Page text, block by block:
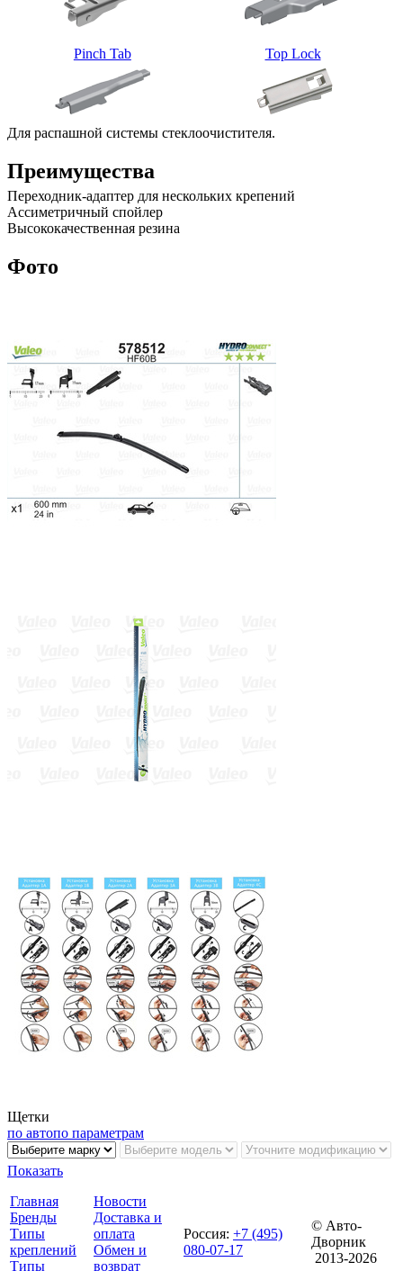
Pinch Tab Top Lock
Для распашной системы стеклоочистителя.
Преимущества
Переходник-адаптер для нескольких крепений
Ассиметричный спойлер
Высококачественная резина
Фото
Щетки
по автопо параметрам
Показать
Главная
Бренды
Типы
креплений
Типы
Новости
Доставка и
оплата
Обмен и
возврат
Россия: +7 (495)
080-07-17
© Авто-
Дворник
2013-2026